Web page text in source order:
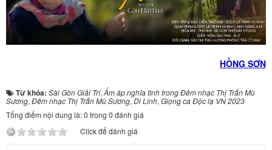
HỒNG SƠN
Từ khóa: Sài Gòn Giải Trí, Ấm áp nghĩa tình trong Đêm nhạc Thị Trấn Mù
Sương, Đêm nhạc Thị Trấn Mù Sương,Di Linh, Giọng ca Độc lạ VN 2023
Tổng điểm nội dung là: 0 trong 0 đánh giá
Click để đánh giá